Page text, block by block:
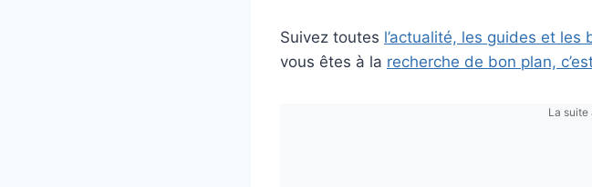
Suivez toutes l’actualité, les guides et les
vous êtes à la recherche de bon plan,
La suite